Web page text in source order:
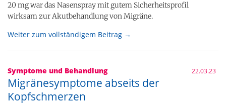
20 mg war das Nasenspray mit gutem Sicherheitsprofil
wirksam zur Akutbehandlung von Migräne.
Weiter zum vollständigem Beitrag →
Symptome und Behandlung 22.03.23
Migränesymptome abseits der
Kopfschmerzen